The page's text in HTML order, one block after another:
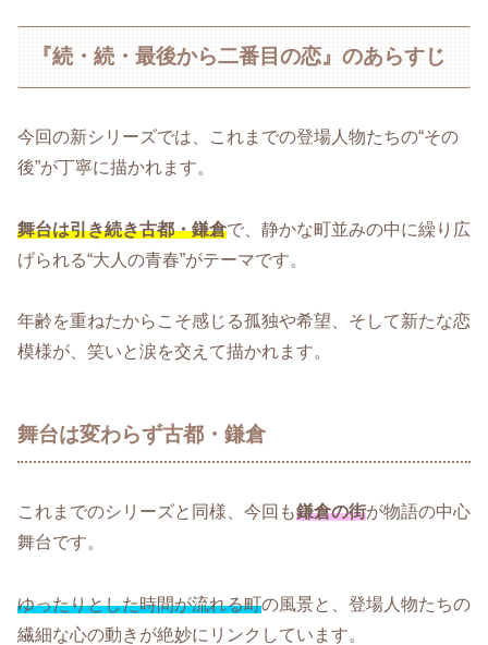
『続・続・最後から二番目の恋』のあらすじ
今回の新シリーズでは、これまでの登場人物たちの“その
後”が丁寧に描かれます。
舞台は引き続き古都・鎌倉で、静かな町並みの中に繰り広
げられる“大人の青春”がテーマです。
年齢を重ねたからこそ感じる孤独や希望、そして新たな恋
模様が、笑いと涙を交えて描かれます。
舞台は変わらず古都・鎌倉
これまでのシリーズと同様、今回も鎌倉の街が物語の中心
舞台です。
ゆったりとした時間が流れる町の風景と、登場人物たちの
繊細な心の動きが絶妙にリンクしています。